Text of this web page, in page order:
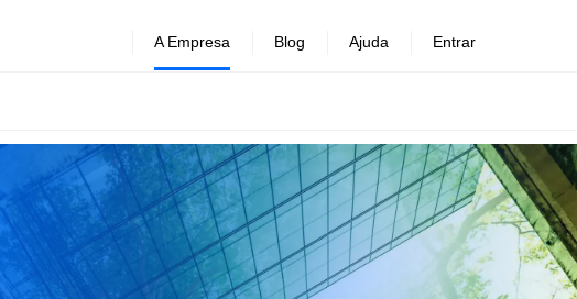
A Empresa Blog Ajuda Entrar